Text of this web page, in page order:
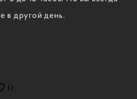
в другой день.
0